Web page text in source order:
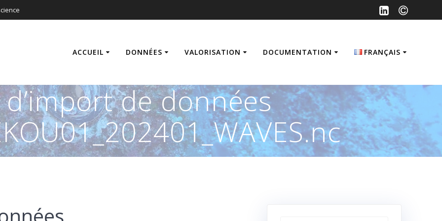
ACCUEIL DONNÉES VALORISATION DOCUMENTATION FRANÇAIS
English
d’import de données